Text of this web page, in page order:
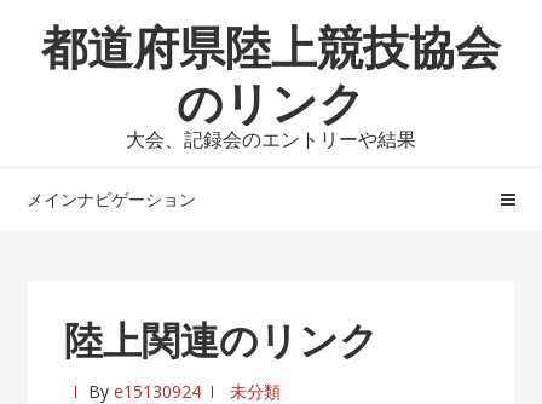
ビ
ン
ン
ス
都道府県陸上競技協会
のリンク
大会、記録会のエントリーや結果
メインナビゲーション
陸上関連のリンク
Bye15130924 未分類